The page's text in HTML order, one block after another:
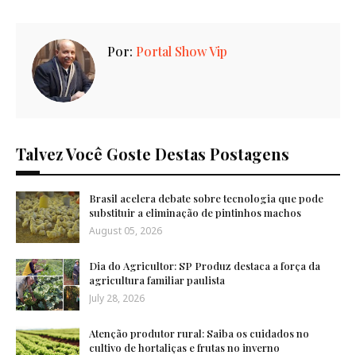
Por: Portal Show Vip
Talvez Você Goste Destas Postagens
Brasil acelera debate sobre tecnologia que pode
substituir a eliminação de pintinhos machos
August 05, 2026
Dia do Agricultor: SP Produz destaca a força da
agricultura familiar paulista
July 28, 2026
Atenção produtor rural: Saiba os cuidados no
cultivo de hortaliças e frutas no inverno